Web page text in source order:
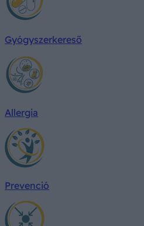
Gyógyszerkereső
Allergia
Prevenció